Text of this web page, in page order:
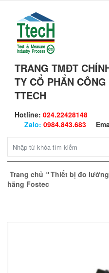
TRANG TMĐT
TY CỔ PHẨN
TTECH
Hotline: 024.22428148
Zalo: 0984.843.683
Trang chủ Thiết bị đo
hãng Fostec